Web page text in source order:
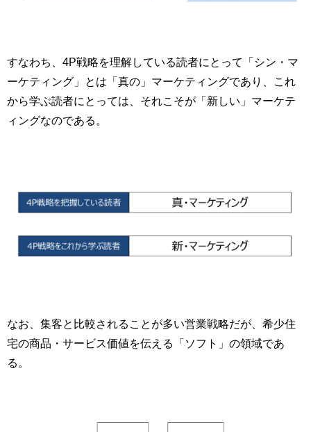
すなわち、4P戦略を理解している読者にとって「シン・マ
ーケティング」とは「真の」マーケティングであり、これ
から学ぶ読者にとっては、それこそが「新しい」マーケテ
ィングなのである。
なお、集客と比較されることが多い営業戦略だが、希少住
宅の商品・サービス価値を伝える「ソフト」の領域であ
る。